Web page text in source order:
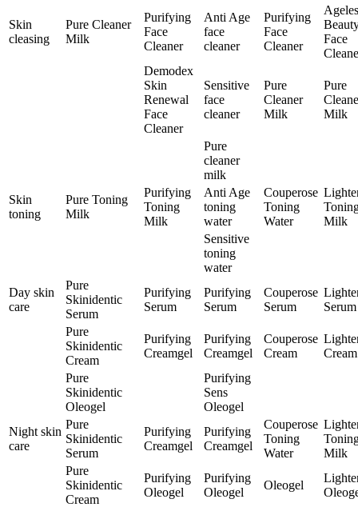
Skin
cleasing
Pure Cleaner
Milk
Purifying
Face
Cleaner
Anti Age
face
cleaner
Purifying
Face
Cleaner
Face
Demodex
Skin
Renewal
Face
Cleaner
Sensitive
face
cleaner
Pure
Cleaner
Milk
Pure
Milk
Pure
cleaner
milk
Skin
toning
Pure Toning
Milk
Purifying
Toning
Milk
Anti Age
toning
water
Couperose
Toning
Water
Milk
Sensitive
toning
water
Day skin
care
Pure
Skinidentic
Serum
Purifying
Serum
Purifying
Serum
Couperose
Serum
Serum
Pure
Skinidentic
Cream
Purifying
Creamgel
Purifying
Creamgel
Couperose
Cream
Cream
Pure
Skinidentic
Oleogel
Purifying
Sens
Oleogel
Night skin
care
Pure
Skinidentic
Serum
Purifying
Creamgel
Purifying
Creamgel
Couperose
Toning
Water
Milk
Pure
Skinidentic
Cream
Purifying
Oleogel
Purifying
Oleogel
Oleogel